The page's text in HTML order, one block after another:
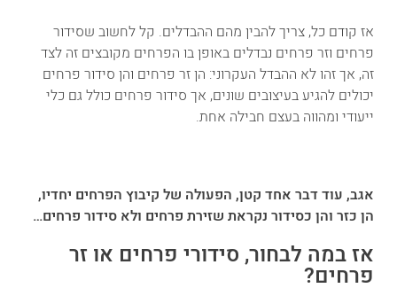
אז קודם כל, צריך להבין מהם ההבדלים. קל לחשוב שסידור
פרחים וזר פרחים נבדלים באופן בו הפרחים מקובצים זה לצד
זה, אך זהו לא ההבדל העקרוני: הן זר פרחים והן סידור פרחים
יכולים להגיע בעיצובים שונים, אך סידור פרחים כולל גם כלי
ייעודי ומהווה בעצם חבילה אחת.
אגב, עוד דבר אחד קטן, הפעולה של קיבוץ הפרחים יחדיו,
הן כזר והן כסידור נקראת שזירת פרחים ולא סידור פרחים…
אז במה לבחור, סידורי פרחים או זר
פרחים?